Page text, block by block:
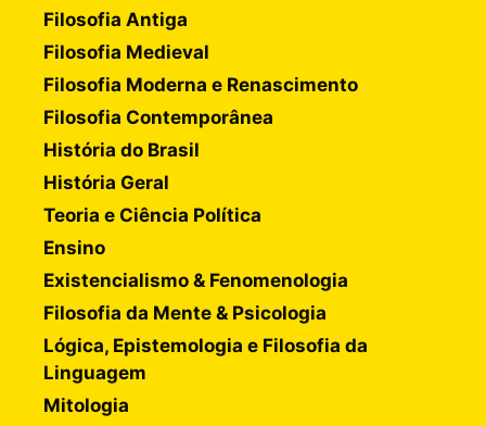
Filosofia Antiga
Filosofia Medieval
Filosofia Moderna e Renascimento
Filosofia Contemporânea
História do Brasil
História Geral
Teoria e Ciência Política
Ensino
Existencialismo & Fenomenologia
Filosofia da Mente & Psicologia
Lógica, Epistemologia e Filosofia da
Linguagem
Mitologia